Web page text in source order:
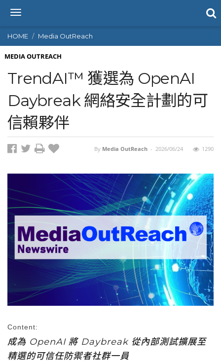
T
g
g
l
n
a
v
i
g
a
t
HOME Media OutReach
MEDIA OUTREACH
TrendAI™ 獲選為 OpenAI
Daybreak 網絡安全計劃的可
信賴夥伴
By Media OutReach - 2026/06/24 1290
Content:
成為 OpenAI 將 Daybreak 從內部測試擴展至
精選的可信任防禦者社群一員